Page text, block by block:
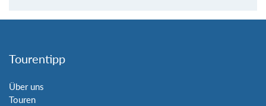
Tourentipp
Über uns
Touren